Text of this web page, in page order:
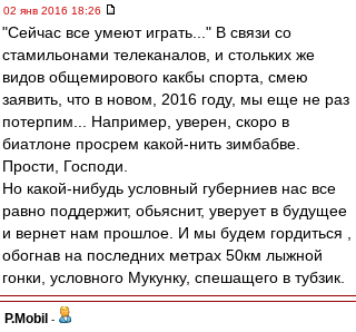
02 янв 2016 18:26
"Сейчас все умеют играть..." В связи со
стамильонами телеканалов, и стольких же
видов общемирового какбы спорта, смею
заявить, что в новом, 2016 году, мы еще не раз
потерпим... Например, уверен, скоро в
биатлоне просрем какой-нить зимбабве.
Прости, Господи.
Но какой-нибудь условный губерниев нас все
равно поддержит, обьяснит, уверует в будущее
и вернет нам прошлое. И мы будем гордиться ,
обогнав на последних метрах 50км лыжной
гонки, условного Мукунку, спешащего в тубзик.
P.Mobil -